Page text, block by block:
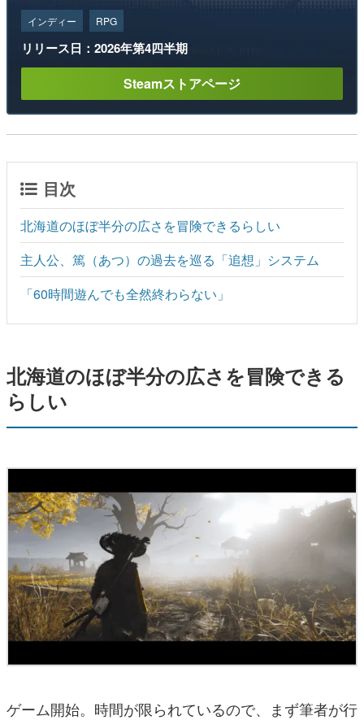
インディー RPG
リリース日：2026年第4四半期
Steamストアページ
目次
北海道のほぼ半分の広さを冒険できるらしい
主人公、篤（あつ）の過去を巡る「追想」システム
「60時間遊んでも全然終わらない」
北海道のほぼ半分の広さを冒険できる
らしい
ゲーム開始。時間が限られているので、まず筆者が行